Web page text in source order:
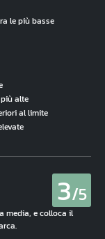
le più basse
alte
al limite
3/5
media, e colloca il